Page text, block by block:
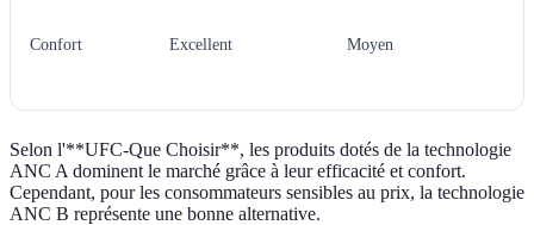
Confort Excellent Moyen
Selon l'**UFC-Que Choisir**, les produits dotés de la technologie
ANC A dominent le marché grâce à leur efficacité et confort.
Cependant, pour les consommateurs sensibles au prix, la technologie
ANC B représente une bonne alternative.